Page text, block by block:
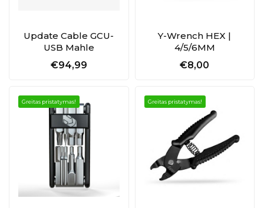
Update Cable GCU-
USB Mahle
€94,99
Y-Wrench HEX |
4/5/6MM
€8,00
Greitas pristatymas! Greitas pristatymas!